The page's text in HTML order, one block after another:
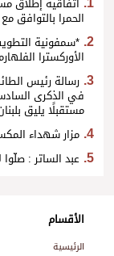
الحمرا بالتوافق
*سمفونية
الأوركسترا
رسالة رئيس
في الذكرى
مستقبلًا يليق
مزار شهداء
عبد الساتر :
الأقسام
الرئيسية